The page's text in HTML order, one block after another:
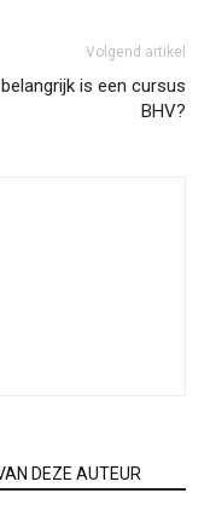
Volgend artikel
is een cursus
BHV?
DEZE AUTEUR